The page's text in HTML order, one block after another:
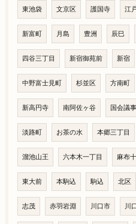
東池袋 文京区 護国寺 江
新富町 月島 豊洲 辰巳
四谷三丁目 新宿御苑前 新宿
中野富士見町 杉並区 方南町
新高円寺 南阿佐ヶ谷 国会議
淡路町 お茶の水 本郷三丁目
溜池山王 六本木一丁目 麻布
東大前 本駒込 駒込 北区
志茂 赤羽岩淵 川口市 川